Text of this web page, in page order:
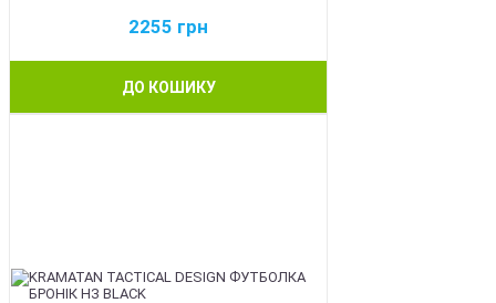
2255 грн
ДО КОШИКУ